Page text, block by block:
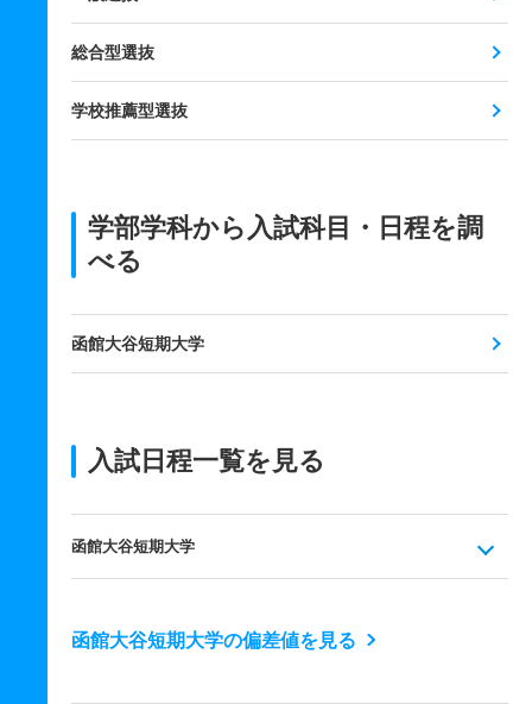
総合型選抜
学校推薦型選抜
学部学科から入試科目・日程を調
べる
函館大谷短期大学
入試日程一覧を見る
函館大谷短期大学
函館大谷短期大学の偏差値を見る